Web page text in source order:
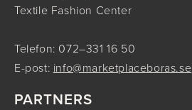
Textile Fashion Center
Telefon: 072–331 16 50
E-post: info@marketplaceboras.se
PARTNERS